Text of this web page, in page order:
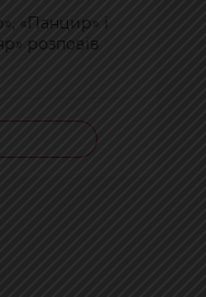
«Панцир» і
розповів